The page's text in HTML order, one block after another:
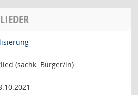
(sachk. Bürger/in)